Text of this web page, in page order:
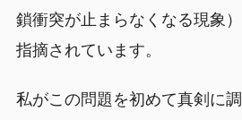
鎖衝突が止まらなくなる現象
指摘されています。
私がこの問題を初めて真剣に